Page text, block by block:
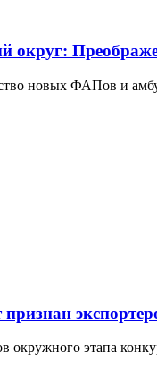
новых ФАПов и
окружного этапа